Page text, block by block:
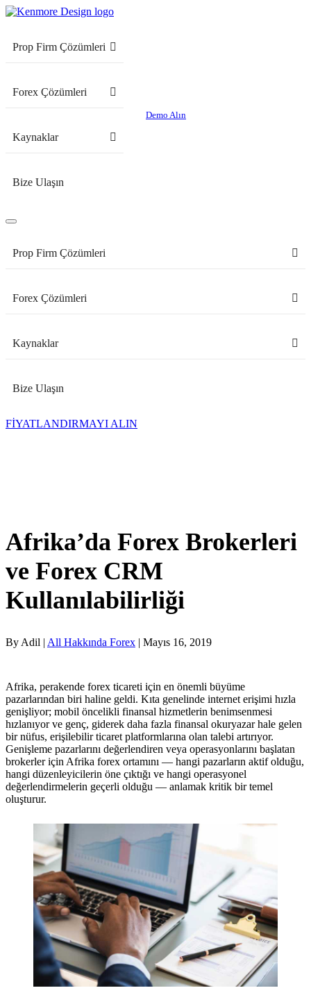
Prop Firm Çözümleri
Forex Çözümleri
Kaynaklar
Bize Ulaşın
Demo Alın
Prop Firm Çözümleri
Forex Çözümleri
Kaynaklar
Bize Ulaşın
FİYATLANDIRMAYI ALIN
Afrika’da Forex Brokerleri
ve Forex CRM
Kullanılabilirliği
By Adil | All Hakkında Forex | Mayıs 16, 2019
Afrika, perakende forex ticareti için en önemli büyüme
pazarlarından biri haline geldi. Kıta genelinde internet erişimi hızla
genişliyor; mobil öncelikli finansal hizmetlerin benimsenmesi
hızlanıyor ve genç, giderek daha fazla finansal okuryazar hale gelen
bir nüfus, erişilebilir ticaret platformlarına olan talebi artırıyor.
Genişleme pazarlarını değerlendiren veya operasyonlarını başlatan
brokerler için Afrika forex ortamını — hangi pazarların aktif olduğu,
hangi düzenleyicilerin öne çıktığı ve hangi operasyonel
değerlendirmelerin geçerli olduğu — anlamak kritik bir temel
oluşturur.